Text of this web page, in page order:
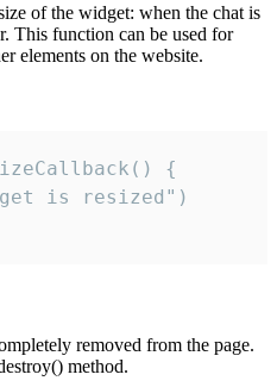
of the widget: when the chat is
This function can be used for
elements on the website.
{
is resized")
removed from the page.
method.